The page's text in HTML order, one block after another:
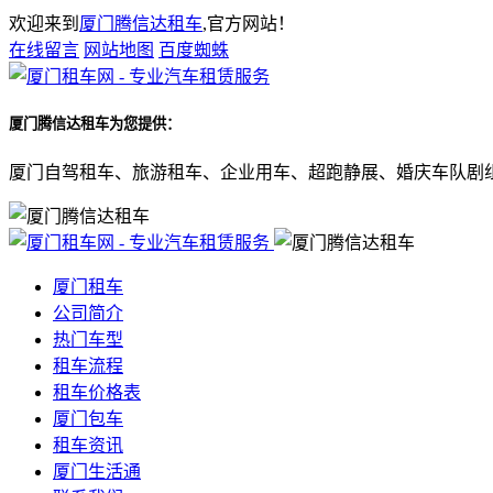
欢迎来到 厦门腾信达租车,官方网站！
在线留言 网站地图 百度蜘蛛
厦门腾信达租车为您提供：
厦门自驾租车、旅游租车、企业用车、超跑静展、婚庆车队剧
厦门租车
公司简介
热门车型
租车流程
租车价格表
厦门包车
租车资讯
厦门生活通